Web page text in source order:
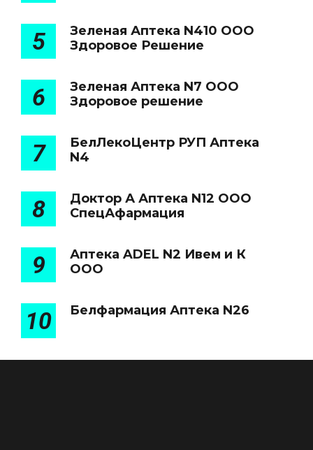
5
Зеленая Аптека N410 ООО
Здоровое Решение
6
Зеленая Аптека N7 ООО
Здоровое решение
7
БелЛекоЦентр РУП Аптека
N4
8
Доктор А Аптека N12 ООО
СпецАфармация
9
Аптека ADEL N2 Ивем и К
ООО
10 Белфармация Аптека N26